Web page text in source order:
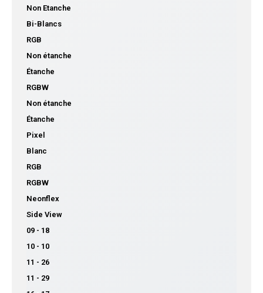
Non Etanche
Bi-Blancs
RGB
Non étanche
Étanche
RGBW
Non étanche
Étanche
Pixel
Blanc
RGB
RGBW
Neonflex
Side View
09 - 18
10 - 10
11 - 26
11 - 29